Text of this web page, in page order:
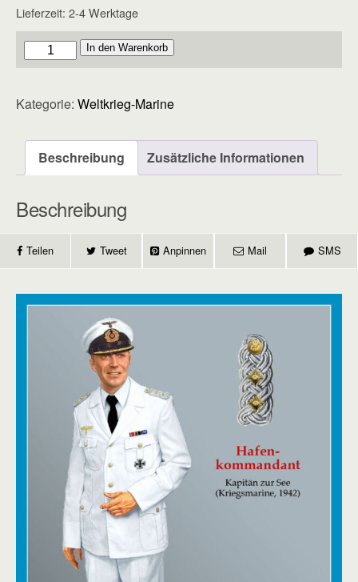
Lieferzeit: 2-4 Werktage
Marine
-
35
In den Warenkorb
Kategorie: Weltkrieg-Marine
Beschreibung Zusätzliche Informationen
Beschreibung
Teilen Tweet Anpinnen Mail SMS